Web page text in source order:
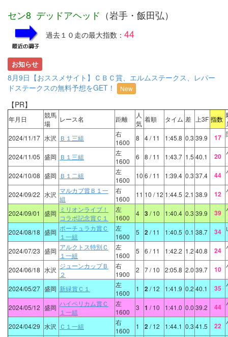
セン8 デッドアヘッド （岩手・飯田弘）
過去１０走の最大指数： 44
お知らせ
8月9日【おススメサイト】ＣＢＣ賞、エルムステークス、レパー
ドステークスの無料予想をGET！
New
【PR】
年月日
競馬
場
レース名 距離
人
気
着順 タイム 差 上3F 指数
2024/11/17 水沢 Ｂ１三組
右
1600
8 4/ 11 1:45.8 0.3 39.9 17
2024/11/05 盛岡 Ｂ１三組
左
1600
6 8 / 11 1:43.7 1.5 40.1 20
2024/10/08 盛岡 Ｂ１二組
左
1600
10 6 / 11 1:39.4 0.3 37.4 44
2024/09/22 水沢 マルカブ賞Ｂ１一
組
右
1600
11 10 / 12 1:44.5 2.1 38.9 12
2024/09/01 盛岡 ミリオンライブ！
コラボ記念賞Ｃ１
左
1600
4 3/ 10 1:40.4 0.3 39.9 39
2024/08/18 盛岡 ポーチュラカ賞Ｃ
１一組
左
1600
5 2/ 11 1:40.5 0.1 38.7 34
2024/07/23 盛岡 アルクトス特別Ｃ
１一組
左
1600
5 6 / 11 1:42.2 1.2 40.8 24
2024/06/18 水沢 ジューンカップＢ
２
右
1900
2 7/ 10 2:05.8 2.0 39.7 10
2024/05/27 盛岡 新緑賞Ｃ１
左
1600
1 2/ 12 1:41.9 0.2 40.1 35
2024/05/12 盛岡 ハイペリカム賞Ｃ
１一組
左
1600
3 1 / 10 1:41.0 0.0 39.2 44
2024/04/29 水沢 Ｃ１一組
右
1600
1 2/ 12 1:44.1 0.3 41.5 22